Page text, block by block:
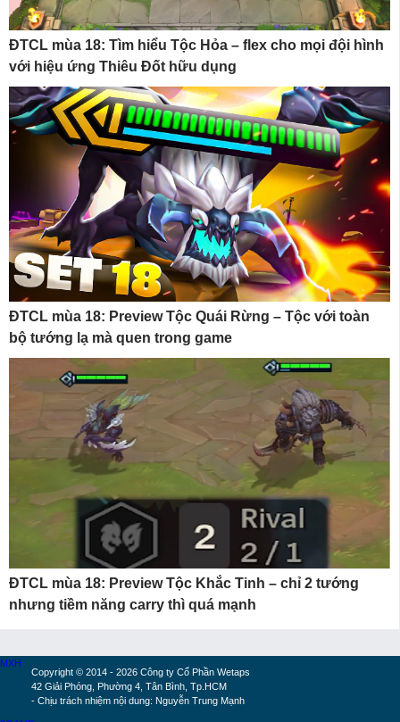
ĐTCL mùa 18: Tìm hiểu Tộc Hỏa – flex cho mọi đội hình
với hiệu ứng Thiêu Đốt hữu dụng
ĐTCL mùa 18: Preview Tộc Quái Rừng – Tộc với toàn
bộ tướng lạ mà quen trong game
ĐTCL mùa 18: Preview Tộc Khắc Tinh – chỉ 2 tướng
nhưng tiềm năng carry thì quá mạnh
Copyright © 2014 - 2026 Công ty Cổ Phần Wetaps
42 Giải Phóng, Phường 4, Tân Bình, Tp.HCM
- Chịu trách nhiệm nội dung: Nguyễn Trung Mạnh
MXH